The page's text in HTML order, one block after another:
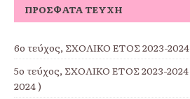
ΠΡΌΣΦΑΤΑ ΤΕΎΧΗ
6ο τεύχος, ΣΧΟΛΙΚΟ ΕΤΟΣ 2023-2024
5ο τεύχος, ΣΧΟΛΙΚΟ ΕΤΟΣ 2023-2024
2024 )